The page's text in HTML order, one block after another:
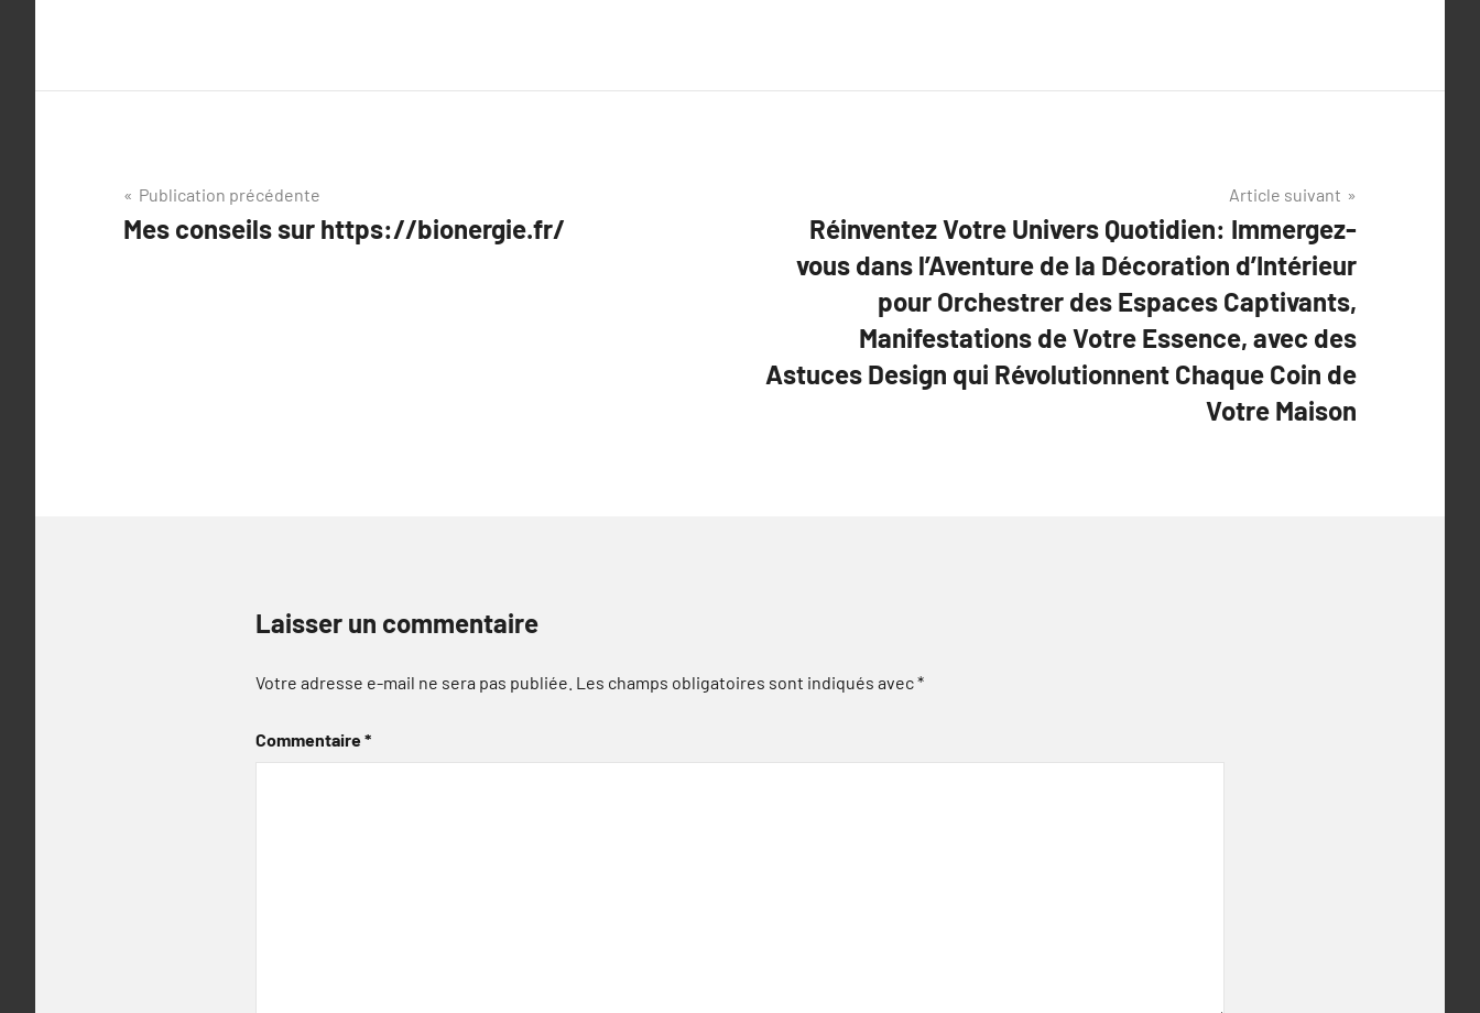
Navigation
de
Publication précédente
Mes conseils sur https://bionergie.fr/
Article suivant
Réinventez Votre Univers Quotidien: Immergez-
vous dans l’Aventure de la Décoration d’Intérieur
pour Orchestrer des Espaces Captivants,
Manifestations de Votre Essence, avec des
Astuces Design qui Révolutionnent Chaque Coin de
Votre Maison
Laisser un commentaire
Votre adresse e-mail ne sera pas publiée. Les champs obligatoires sont indiqués avec*
Commentaire*